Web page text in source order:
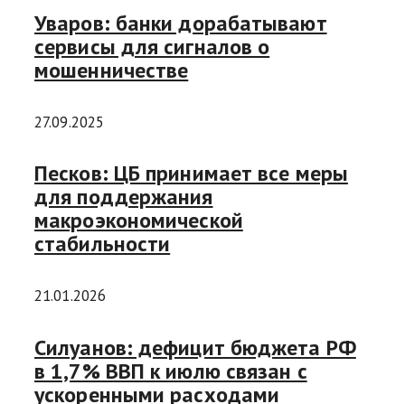
Уваров: банки дорабатывают
сервисы для сигналов о
мошенничестве
27.09.2025
Песков: ЦБ принимает все меры
для поддержания
макроэкономической
стабильности
21.01.2026
Силуанов: дефицит бюджета РФ
в 1,7% ВВП к июлю связан с
ускоренными расходами